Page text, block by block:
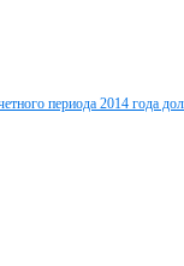
периода 2014 года